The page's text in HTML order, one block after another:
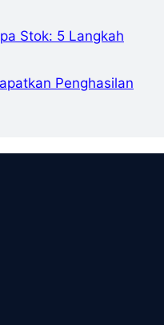
Stok: 5 Langkah
Penghasilan